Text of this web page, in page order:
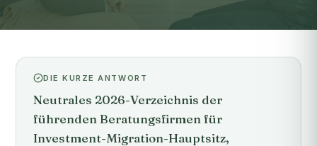
DIE KURZE ANTWORT
Neutrales 2026-Verzeichnis der
führenden Beratungsfirmen für
Investment-Migration-Hauptsitz,